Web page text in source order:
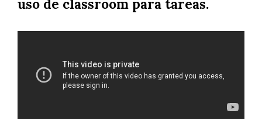
uso de classroom para tareas.